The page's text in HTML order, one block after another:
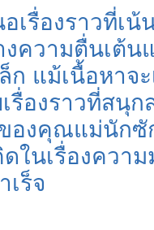
เรื่องราวที่เ
ความตื่นเต้น
ก แม้เนื้อหาจ
รื่องราวที่สนุ
องคุณแม่นัก
ในเรื่องควา
ร็จ